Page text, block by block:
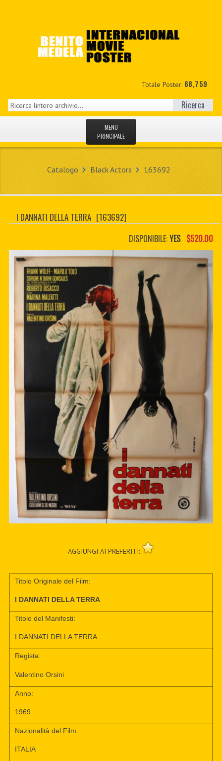
Totale Poster: 68,759
Ricerca
MENU
PRINCIPALE
IL MIO CONTO
CONTATTO
CUSTOM PDF
Catalogo Black Actors 163692
I DANNATI DELLA TERRA [163692]
DISPONIBILE:YES $520.00
AGGIUNGI AI PREFERITI:
Titolo Originale del Film:
I DANNATI DELLA TERRA
Titolo del Manifesti:
I DANNATI DELLA TERRA
Regista:
Valentino Orsini
Anno:
1969
Nazionalità del Film:
ITALIA